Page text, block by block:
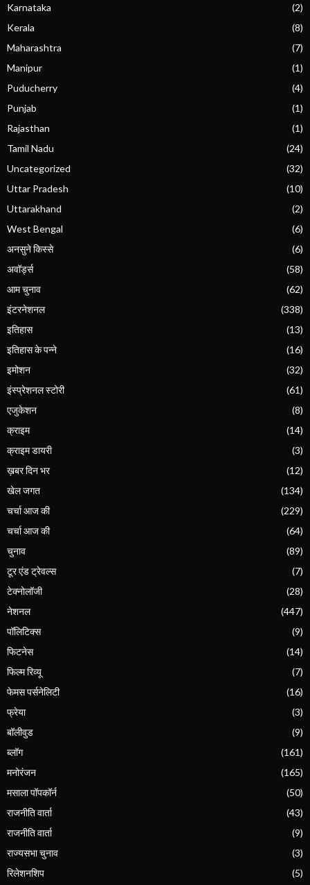
Karnataka
(2)
Kerala
(8)
Maharashtra
(7)
Manipur
(1)
Puducherry
(4)
Punjab
(1)
Rajasthan
(1)
Tamil Nadu
(24)
Uncategorized
(32)
Uttar Pradesh
(10)
Uttarakhand
(2)
West Bengal
(6)
अनसुने किस्से
(6)
अवॉर्ड्स
(58)
आम चुनाव
(62)
इंटरनेशनल
(338)
इतिहास
(13)
इतिहास के पन्ने
(16)
इमोशन
(32)
इंस्प्रेशनल स्टोरी
(61)
एजुकेशन
(8)
क्राइम
(14)
क्राइम डायरी
(3)
ख़बर दिन भर
(12)
खेल जगत
(134)
चर्चा आज की
(229)
चर्चा आज की
(64)
चुनाव
(89)
टूर एंड ट्रेवल्स
(7)
टेक्नोलॉजी
(28)
नेशनल
(447)
पॉलिटिक्स
(9)
फिटनेस
(14)
फिल्म रिव्यू
(7)
फेमस पर्सनेलिटी
(16)
फ्रेया
(3)
बॉलीवुड
(9)
ब्लॉग
(161)
मनोरंजन
(165)
मसाला पॉपकॉर्न
(50)
राजनीति वार्ता
(43)
राजनीति वार्ता
(9)
राज्यसभा चुनाव
(3)
रिलेशनशिप
(5)